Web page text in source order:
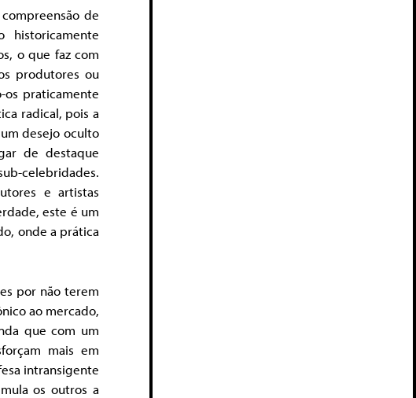
de
o que faz com
produtores ou
os praticamente
radical, pois a
desejo oculto
de destaque
celebridades.
e artistas
este é um
onde a prática
por não terem
ao mercado,
que com um
mais em
intransigente
os outros a